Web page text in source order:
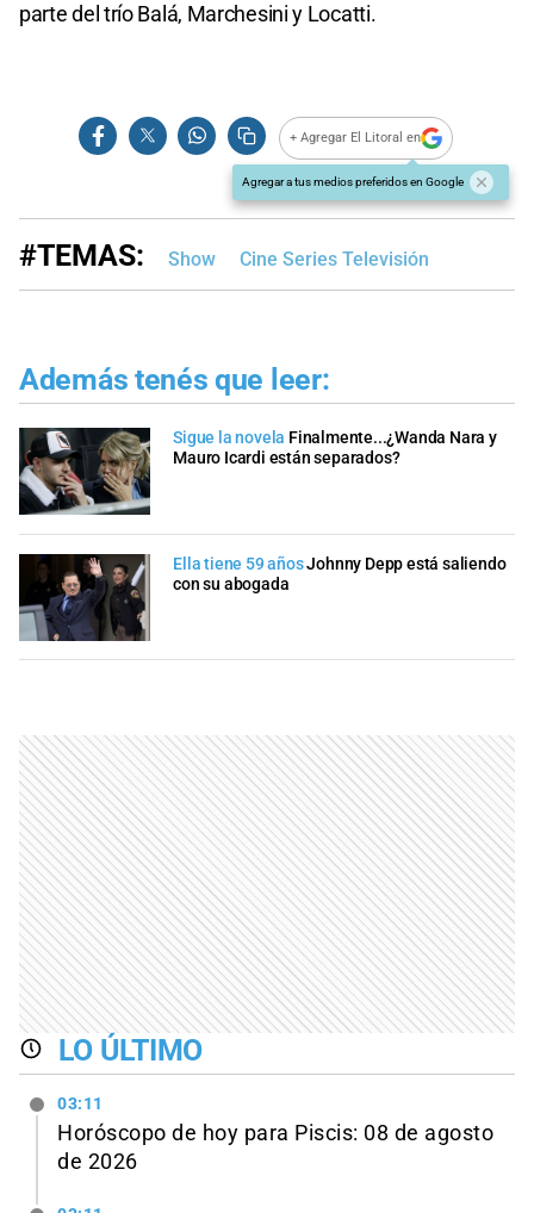
parte del trío Balá, Marchesini y Locatti.
+ Agregar El Litoral en
Agregar a tus medios preferidos en Google
#TEMAS: Show Cine Series Televisión
Además tenés que leer:
Sigue la novela Finalmente...¿Wanda Nara y
Mauro Icardi están separados?
Ella tiene 59 añosJohnny Depp está saliendo
con su abogada
LO ÚLTIMO
03:11
Horóscopo de hoy para Piscis: 08 de agosto
de 2026